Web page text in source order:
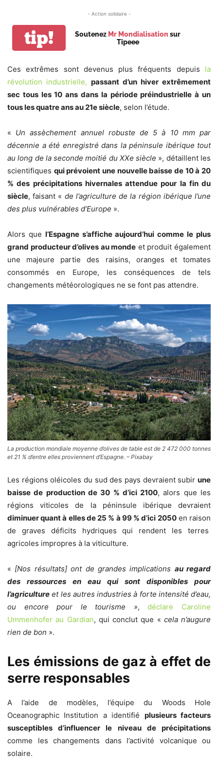
- Action solidaire -
tip! Soutenez Mr Mondialisation sur
Tipeee
Ces extrêmes sont devenus plus fréquents depuis la
révolution industrielle, passant d’un hiver extrêmement
sec tous les 10 ans dans la période préindustrielle à un
tous les quatre ans au 21e siècle, selon l’étude.
« Un assèchement annuel robuste de 5 à 10 mm par
décennie a été enregistré dans la péninsule ibérique tout
au long de la seconde moitié du XXe siècle », détaillent les
scientifiques qui prévoient une nouvelle baisse de 10 à 20
% des précipitations hivernales attendue pour la fin du
siècle, faisant « de l’agriculture de la région ibérique l’une
des plus vulnérables d’Europe ».
Alors que l’Espagne s’affiche aujourd’hui comme le plus
grand producteur d’olives au monde et produit également
une majeure partie des raisins, oranges et tomates
consommés en Europe, les conséquences de tels
changements météorologiques ne se font pas attendre.
La production mondiale moyenne d’olives de table est de 2 472 000 tonnes
et 21 % d’entre elles proviennent d’Espagne. – Pixabay
Les régions oléicoles du sud des pays devraient subir une
baisse de production de 30 % d’ici 2100, alors que les
régions viticoles de la péninsule ibérique devraient
diminuer quant à elles de 25 % à 99 % d’ici 2050en raison
de graves déficits hydriques qui rendent les terres
agricoles impropres à la viticulture.
« [Nos résultats] ont de grandes implications au regard
des ressources en eau qui sont disponibles pour
l’agriculture et les autres industries à forte intensité d’eau,
ou encore pour le tourisme »,déclare Caroline
Ummenhofer au Gardian, qui conclut que « cela n’augure
rien de bon ».
Les émissions de gaz à effet de
serre responsables
A l’aide de modèles, l’équipe du Woods Hole
Oceanographic Institution a identifié plusieurs facteurs
susceptibles d’influencer le niveau de précipitations
comme les changements dans l’activité volcanique ou
solaire.